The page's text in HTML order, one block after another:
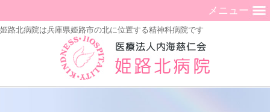
姫路北病院は兵庫県姫路市の北に位置する精神科病院です
メニュー